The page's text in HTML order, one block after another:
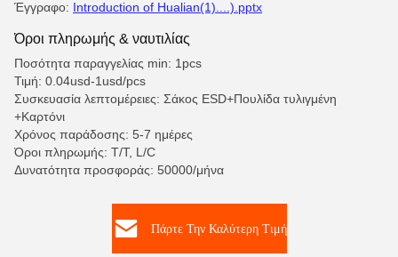
Έγγραφο: Introduction of Hualian(1)....).pptx
Όροι πληρωμής & ναυτιλίας
Ποσότητα παραγγελίας min: 1pcs
Τιμή: 0.04usd-1usd/pcs
Συσκευασία λεπτομέρειες: Σάκος ESD+Πουλίδα τυλιγμένη
+Καρτόνι
Χρόνος παράδοσης: 5-7 ημέρες
Όροι πληρωμής: T/T, L/C
Δυνατότητα προσφοράς: 50000/μήνα
Πάρτε Την Καλύτερη Τιμή